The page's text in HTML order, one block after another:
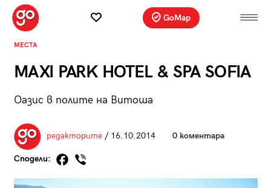
GoMap
МЕСТА
MAXI PARK HOTEL & SPA SOFIA
Оазис в полите на Витоша
редакторите/ 16.10.2014 0 коментара
Сподели: